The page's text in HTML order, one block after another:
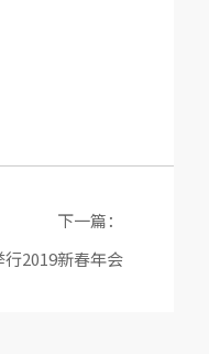
下一篇：
2019新春年会